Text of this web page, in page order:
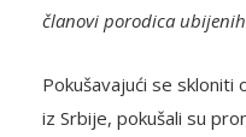
članovi porodica ubijenih
Pokušavajući se skloniti
iz Srbije, pokušali su